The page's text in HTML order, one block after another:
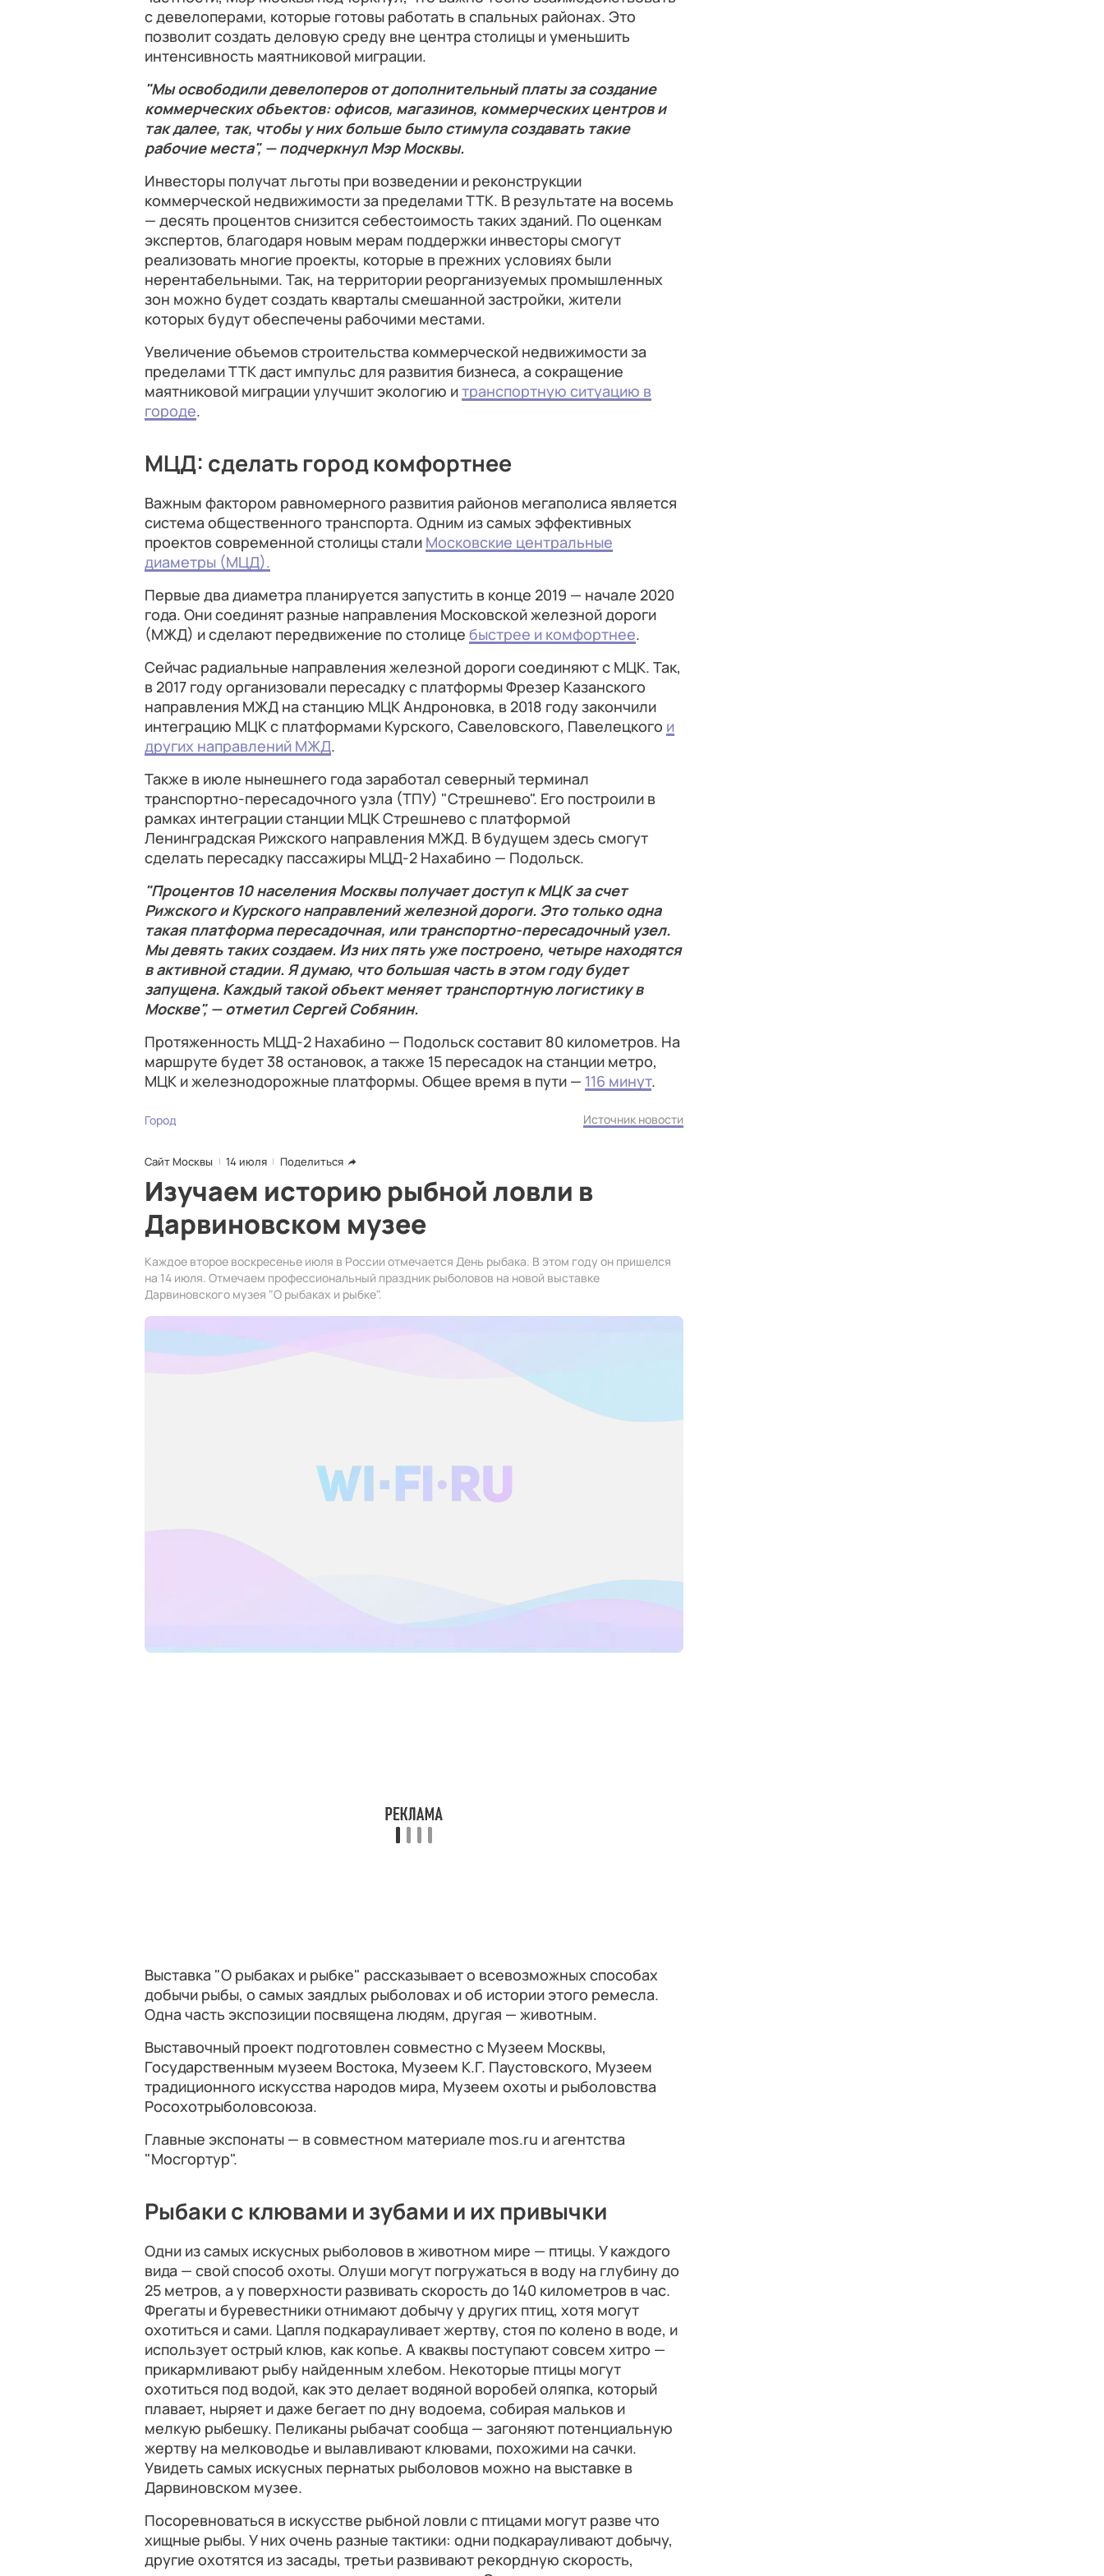
с девелоперами, которые готовы работать в спальных районах. Это
позволит создать деловую среду вне центра столицы и уменьшить
интенсивность маятниковой миграции.
"Мы освободили девелоперов от дополнительный платы за создание
коммерческих объектов: офисов, магазинов, коммерческих центров и
так далее, так, чтобы у них больше было стимула создавать такие
рабочие места", — подчеркнул Мэр Москвы.
Инвесторы получат льготы при возведении и реконструкции
коммерческой недвижимости за пределами ТТК. В результате на восемь
— десять процентов снизится себестоимость таких зданий. По оценкам
экспертов, благодаря новым мерам поддержки инвесторы смогут
реализовать многие проекты, которые в прежних условиях были
нерентабельными. Так, на территории реорганизуемых промышленных
зон можно будет создать кварталы смешанной застройки, жители
которых будут обеспечены рабочими местами.
Увеличение объемов строительства коммерческой недвижимости за
пределами ТТК даст импульс для развития бизнеса, а сокращение
маятниковой миграции улучшит экологию итранспортную ситуацию в
городе.
МЦД: сделать город комфортнее
Важным фактором равномерного развития районов мегаполиса является
система общественного транспорта. Одним из самых эффективных
проектов современной столицы стали Московские центральные
диаметры (МЦД).
Первые два диаметра планируется запустить в конце 2019 — начале 2020
года. Они соединят разные направления Московской железной дороги
(МЖД) и сделают передвижение по столице быстрее и комфортнее.
Сейчас радиальные направления железной дороги соединяют с МЦК. Так,
в 2017 году организовали пересадку с платформы Фрезер Казанского
направления МЖД на станцию МЦК Андроновка, в 2018 году закончили
интеграцию МЦК с платформами Курского, Савеловского, Павелецкого и
других направлений МЖД.
Также в июле нынешнего года заработал северный терминал
транспортно-пересадочного узла (ТПУ) "Стрешнево". Его построили в
рамках интеграции станции МЦК Стрешнево с платформой
Ленинградская Рижского направления МЖД. В будущем здесь смогут
сделать пересадку пассажиры МЦД-2 Нахабино — Подольск.
"Процентов 10 населения Москвы получает доступ к МЦК за счет
Рижского и Курского направлений железной дороги. Это только одна
такая платформа пересадочная, или транспортно-пересадочный узел.
Мы девять таких создаем. Из них пять уже построено, четыре находятся
в активной стадии. Я думаю, что большая часть в этом году будет
запущена. Каждый такой объект меняет транспортную логистику в
Москве", — отметил Сергей Собянин.
Протяженность МЦД-2 Нахабино — Подольск составит 80 километров. На
маршруте будет 38 остановок, а также 15 пересадок на станции метро,
МЦК и железнодорожные платформы. Общее время в пути — 116 минут.
Город Источник новости
Сайт Москвы 14 июля Поделиться
Изучаем историю рыбной ловли в
Дарвиновском музее
Каждое второе воскресенье июля в России отмечается День рыбака. В этом году он пришелся
на 14 июля. Отмечаем профессиональный праздник рыболовов на новой выставке
Дарвиновского музея "О рыбаках и рыбке".
Выставка "О рыбаках и рыбке" рассказывает о всевозможных способах
добычи рыбы, о самых заядлых рыболовах и об истории этого ремесла.
Одна часть экспозиции посвящена людям, другая — животным.
Выставочный проект подготовлен совместно с Музеем Москвы,
Государственным музеем Востока, Музеем К.Г. Паустовского, Музеем
традиционного искусства народов мира, Музеем охоты и рыболовства
Росохотрыболовсоюза.
Главные экспонаты — в совместном материале mos.ru и агентства
"Мосгортур".
Рыбаки с клювами и зубами и их привычки
Одни из самых искусных рыболовов в животном мире — птицы. У каждого
вида — свой способ охоты. Олуши могут погружаться в воду на глубину до
25 метров, а у поверхности развивать скорость до 140 километров в час.
Фрегаты и буревестники отнимают добычу у других птиц, хотя могут
охотиться и сами. Цапля подкарауливает жертву, стоя по колено в воде, и
использует острый клюв, как копье. А кваквы поступают совсем хитро —
прикармливают рыбу найденным хлебом. Некоторые птицы могут
охотиться под водой, как это делает водяной воробей оляпка, который
плавает, ныряет и даже бегает по дну водоема, собирая мальков и
мелкую рыбешку. Пеликаны рыбачат сообща — загоняют потенциальную
жертву на мелководье и вылавливают клювами, похожими на сачки.
Увидеть самых искусных пернатых рыболовов можно на выставке в
Дарвиновском музее.
Посоревноваться в искусстве рыбной ловли с птицами могут разве что
хищные рыбы. У них очень разные тактики: одни подкарауливают добычу,
другие охотятся из засады, третьи развивают рекордную скорость,